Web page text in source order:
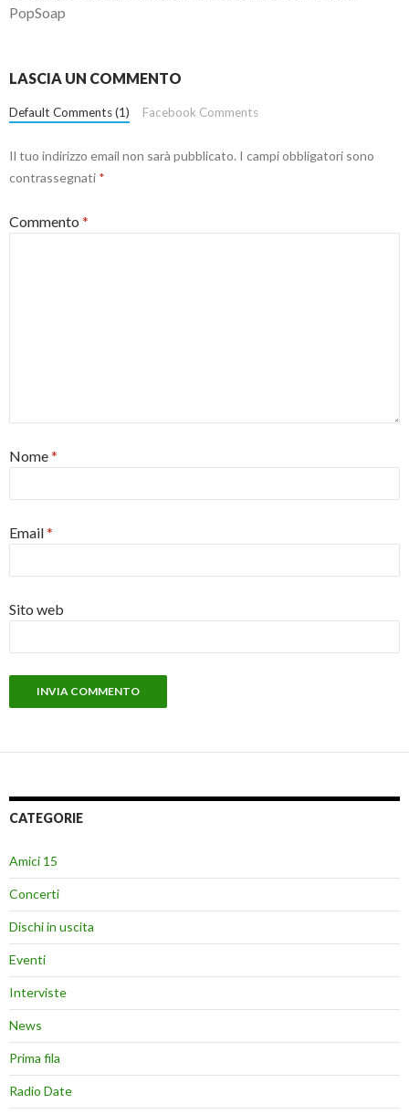
PopSoap
LASCIA UN COMMENTO
Default Comments (1) Facebook Comments
Il tuo indirizzo email non sarà pubblicato. I campi obbligatori sono
contrassegnati *
Commento *
Nome*
Email*
Sito web
CATEGORIE
Amici 15
Concerti
Dischi in uscita
Eventi
Interviste
News
Prima fila
Radio Date